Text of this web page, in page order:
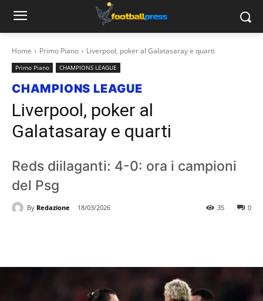
Home Primo Piano Liverpool, poker al Galatasaray e quarti
Primo Piano CHAMPIONS LEAGUE
CHAMPIONS LEAGUE
Liverpool, poker al
Galatasaray e quarti
Reds diilaganti: 4-0: ora i campioni
del Psg
By Redazione 18/03/2026 0
35